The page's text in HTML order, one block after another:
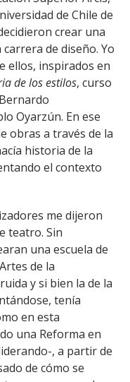
de Chile de
crear una
de diseño. Yo
ellos, inspirados en
de los estilos, curso
Oyarzún. En ese
obras a través de la
historia de la
el contexto
me dijeron
teatro. Sin
una escuela de
de la
y si bien la de la
tenía
en esta
una Reforma en
, a partir de
de cómo se